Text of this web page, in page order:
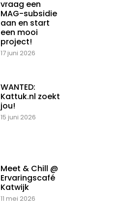
vraag een
MAG-subsidie
aan en start
een mooi
project!
17 juni 2026
WANTED:
Kattuk.nl zoekt
jou!
15 juni 2026
Meet & Chill @
Ervaringscafé
Katwijk
11 mei 2026